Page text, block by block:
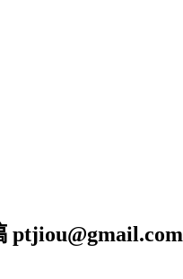
ptjiou@gmail.com